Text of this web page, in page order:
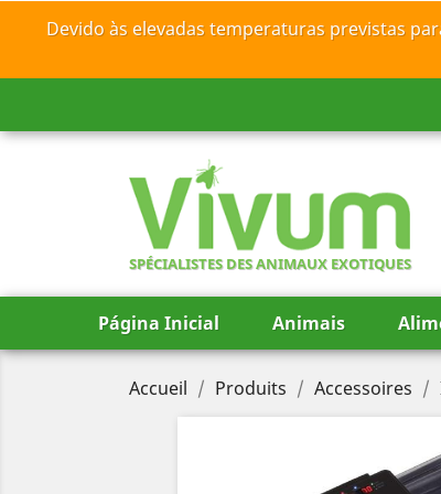
Devido às elevadas temperaturas previstas
SPÉCIALISTES DES ANIMAUX EXOTIQUES
Página Inicial Animais
Accueil Produits Accessoires